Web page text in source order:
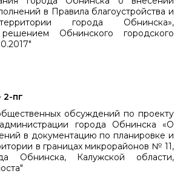
в Правила благоустройства и
города Обнинска»,
Обнинского городского
2-пг
обсуждений по проекту
города Обнинска «О
в документацию по планировке и
в границах микрорайонов № 11,
Калужской области,